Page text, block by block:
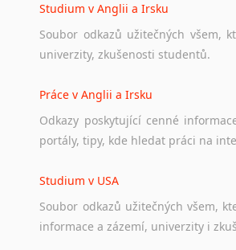
Studium v Anglii a Irsku
Soubor odkazů užitečných všem,
univerzity, zkušenosti studentů.
Práce v Anglii a Irsku
Odkazy poskytující cenné
portály, tipy, kde hledat práci na
Studium v USA
Soubor odkazů užitečných všem,
informace a zázemí, univerzity i